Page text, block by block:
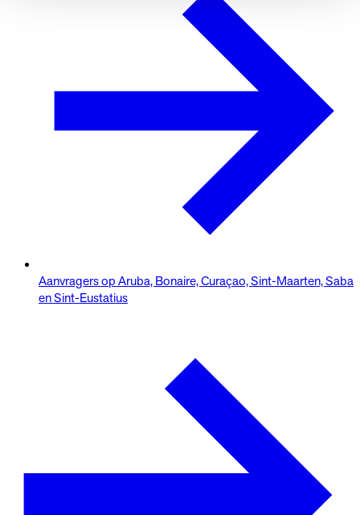
Aanvragers op Aruba, Bonaire, Curaçao, Sint-Maarten, Saba
en Sint-Eustatius